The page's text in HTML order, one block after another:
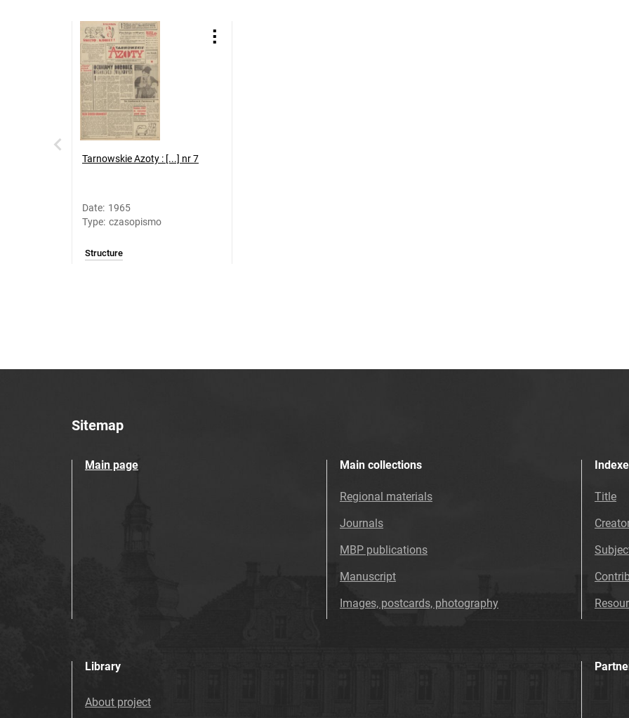
Tarnowskie Azoty : [...] nr 7
Date: 1965
Type: czasopismo
Structure
Sitemap
Main page Main collections
Regional materials
Journals
MBP publications
Manuscript
Images, postcards, photography
Title
Library
About project